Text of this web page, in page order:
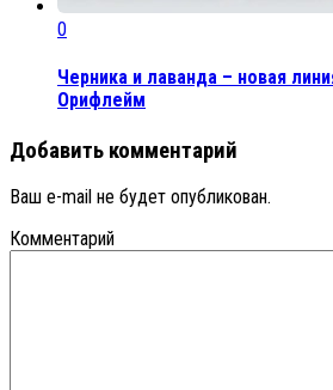
0
Черника и лаванда – новая
Орифлейм
Добавить комментарий
Ваш e-mail не будет опубликован.
Комментарий